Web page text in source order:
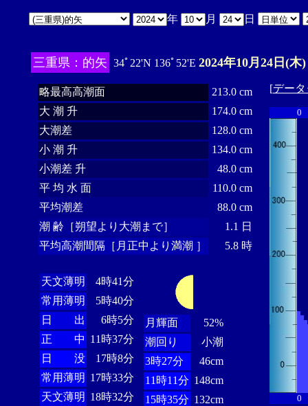
年 月 日
三重県：的矢 34ﾟ22'N 136ﾟ52'E 2024年10月24日(木)
略最高高潮面
213.0 cm
大 潮 升
174.0 cm
大潮差
128.0 cm
小 潮 升
134.0 cm
小潮差 升
48.0 cm
平 均 水 面
110.0 cm
平均潮差
88.0 cm
潮 齢［朔望より大潮まで］
1.1 日
平均高潮間隔［月正中より満潮 ］
5.8 時
天文薄明
4時41分
常用薄明
5時40分
日 出
6時5分
正 中 11時37分
日 没
17時8分
常用薄明 17時33分
天文薄明 18時32分
月輝面
52%
潮回り
小潮
3時27分
46cm
11時11分 148cm
15時35分 132cm
[デー
0
0